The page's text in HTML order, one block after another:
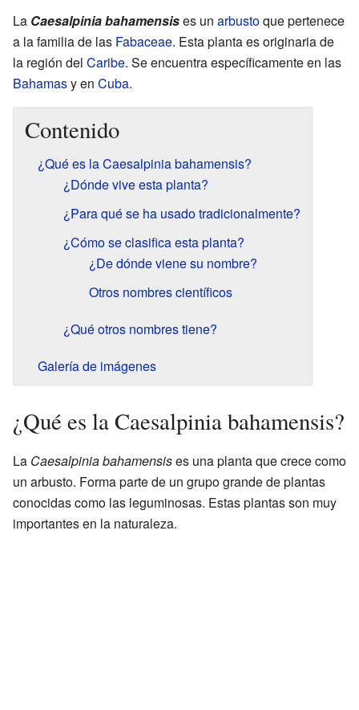
La Caesalpinia bahamensises un arbustoque pertenece
a la familia de las Fabaceae. Esta planta es originaria de
la región del Caribe. Se encuentra específicamente en las
Bahamasy en Cuba.
Contenido
¿Qué es la Caesalpinia bahamensis?
¿Dónde vive esta planta?
¿Para qué se ha usado tradicionalmente?
¿Cómo se clasifica esta planta?
¿De dónde viene su nombre?
Otros nombres científicos
¿Qué otros nombres tiene?
Galería de imágenes
¿Qué es la Caesalpinia bahamensis?
La Caesalpinia bahamensises una planta que crece como
un arbusto. Forma parte de un grupo grande de plantas
conocidas como las leguminosas. Estas plantas son muy
importantes en la naturaleza.